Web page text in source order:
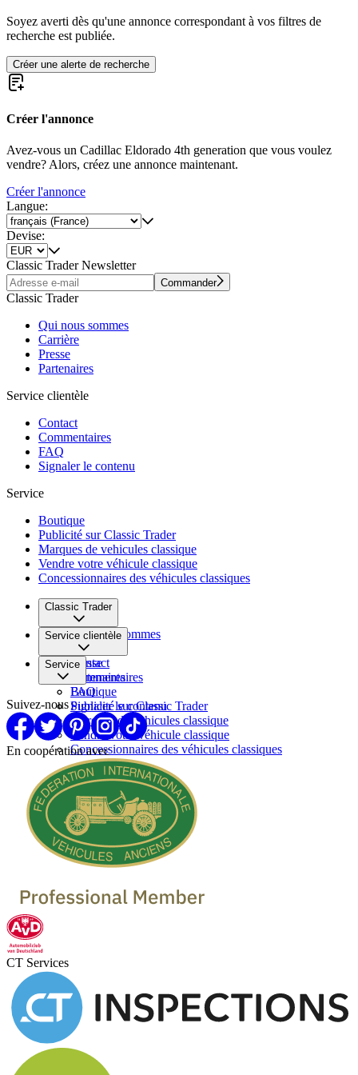
Soyez averti dès qu'une annonce correspondant à vos filtres de
recherche est publiée.
Créer une alerte de recherche
Créer l'annonce
Avez-vous un Cadillac Eldorado 4th generation que vous voulez
vendre? Alors, créez une annonce maintenant.
Créer l'annonce
Langue:
Devise:
Classic Trader Newsletter
Commander
Classic Trader
Qui nous sommes
Carrière
Presse
Partenaires
Service clientèle
Contact
Commentaires
FAQ
Signaler le contenu
Service
Boutique
Publicité sur Classic Trader
Marques de vehicules classique
Vendre votre véhicule classique
Concessionnaires des véhicules classiques
Classic Trader
Qui nous sommes
Carrière
Presse
Partenaires
Service clientèle
Contact
Commentaires
FAQ
Signaler le contenu
Service
Boutique
Publicité sur Classic Trader
Marques de vehicules classique
Vendre votre véhicule classique
Concessionnaires des véhicules classiques
Suivez-nous
En coopération avec
CT Services